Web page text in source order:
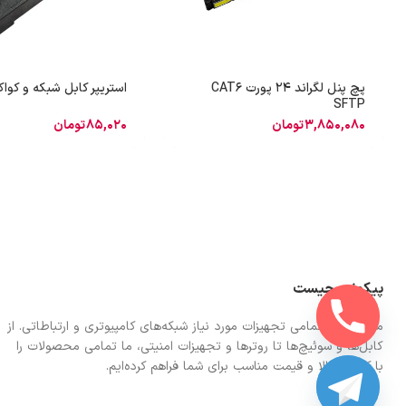
پچ پنل لگراند 24 پورت CAT6
SFTP
3,850,080تومان
استریپر کابل شبکه و
85,020تومان
پیکونت چیست
ما در اینجا تمامی تجهیزات مورد نیاز شبکه‌های کامپیوتری و ارتباطاتی. از
کابل‌ها و سوئیچ‌ها تا روترها و تجهیزات امنیتی، ما تمامی محصولات را
با کیفیت بالا و قیمت مناسب برای شما فراهم کرده‌ایم.